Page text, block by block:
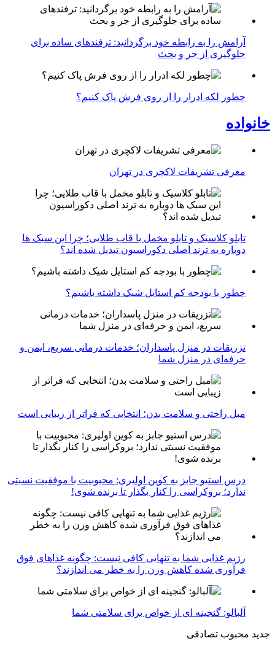
آرامش را به رابطه خود برگردانید: ترفندهای ساده برای
جلوگیری از جر و بحث
چطور لکه ادرار را از روی فرش پاک کنیم؟
خانواده
معرفی تشریفات لاکچری در تهران
تابلو کلاسیک و تابلو مخمل با قاب طلایی؛ چرا این سبک ها
دوباره به ترند اصلی دکوراسیون تبدیل شده اند؟
چطور با بودجه کم استایل شیک داشته باشیم؟
تزریقات در منزل پاسداران؛ خدمات درمانی سریع، ایمن و
حرفه‌ای در منزل شما
مبل راحتی و سلامت بدن؛ انتخابی که فراتر از زیبایی است
درس استیو جابز به کوین اولیری: محبوبیت با موفقیت نسبتی
ندارد؛ بروکراسی را کنار بگذار تا برنده شوی!
رژیم غذایی شما به تنهایی کافی نیست: چگونه غذاهای فوق
فرآوری شده کاهش وزن را به خطر می اندازند؟
آلبالو: گنجینه ای از خواص برای سلامتی شما
جدید محبوب تصادفی